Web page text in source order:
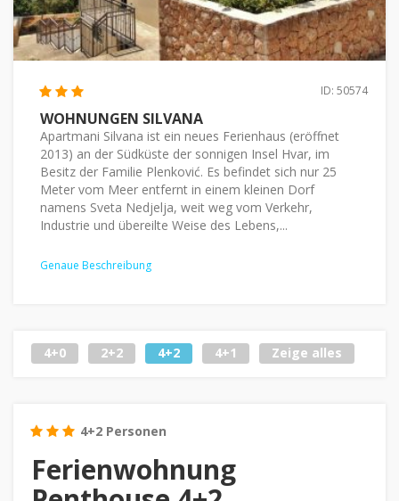
ID: 50574
WOHNUNGEN SILVANA
Apartmani Silvana ist ein neues Ferienhaus (eröffnet
2013) an der Südküste der sonnigen Insel Hvar, im
Besitz der Familie Plenković. Es befindet sich nur 25
Meter vom Meer entfernt in einem kleinen Dorf
namens Sveta Nedjelja, weit weg vom Verkehr,
Industrie und übereilte Weise des Lebens,...
Genaue Beschreibung
4+0 2+2 4+2 4+1 Zeige alles
4+2 Personen
Ferienwohnung